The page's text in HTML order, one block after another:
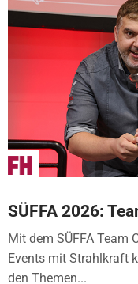
SÜFFA 2026:
Mit dem SÜFFA Team
Events mit Strahlkraft
den Themen...